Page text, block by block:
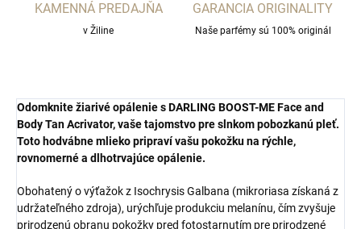
KAMENNÁ PREDAJŇA
v Žiline
GARANCIA ORIGINALITY
Naše parfémy sú 100% originál
Odomknite žiarivé opálenie s DARLING BOOST-ME Face and
Body Tan Acrivator, vaše tajomstvo pre slnkom pobozkanú pleť.
Toto hodvábne mlieko pripraví vašu pokožku na rýchle,
rovnomerné a dlhotrvajúce opálenie.
Obohatený o výťažok z Isochrysis Galbana (mikroriasa získaná z
udržateľného zdroja), urýchľuje produkciu melanínu, čím zvyšuje
prirodzenú obranu pokožky pred fotostarnutím pre prirodzené